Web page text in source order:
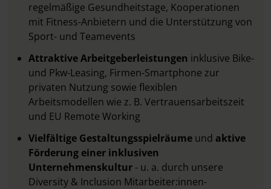
regelmäßige Gesundheitstage, Kooperationen
mit Fitness-Anbietern und die Unterstützung von
Sport- und Teamevents
Attraktive Arbeitgeberleistungen inklusive Bike-
und Pkw-Leasing, Firmen-Smartphone zur
privaten Nutzung sowie flexiblen
Arbeitsmodellen wie z. B. Vertrauensarbeitszeit
und EU Remote Working
Vielfältige Gestaltungsspielräume und aktive
Förderung einer inklusiven
Unternehmenskultur - u. a. durch unsere
Diversity & Inclusion Mitarbeiter:innen-